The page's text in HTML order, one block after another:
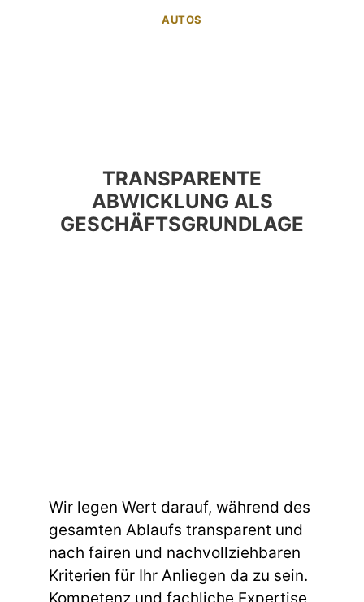
AUTOS
TRANSPARENTE
ABWICKLUNG ALS
GESCHÄFTSGRUNDLAGE
Wir legen Wert darauf, während des
gesamten Ablaufs transparent und
nach fairen und nachvollziehbaren
Kriterien für Ihr Anliegen da zu sein.
Kompetenz und fachliche Expertise